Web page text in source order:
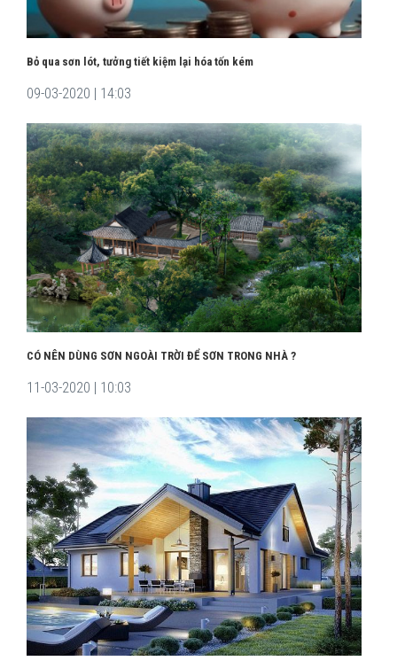
Bỏ qua sơn lót, tưởng tiết kiệm lại hóa tốn kém
09-03-2020 | 14:03
CÓ NÊN DÙNG SƠN NGOÀI TRỜI ĐỂ SƠN TRONG NHÀ ?
11-03-2020 | 10:03